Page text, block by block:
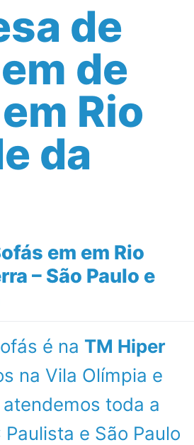
de
de
Rio
da
em em Rio
– São Paulo e
é na TM Hiper
na Vila Olímpia e
toda a
e São Paulo